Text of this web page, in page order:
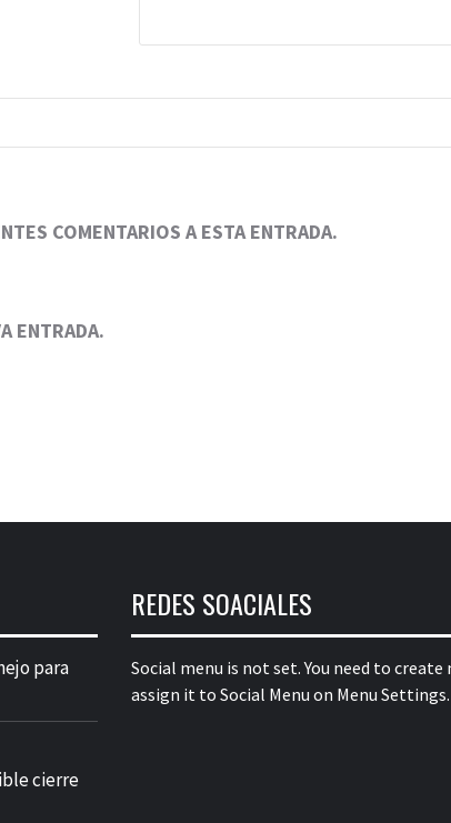
COMENTARIOS A ESTA ENTRADA.
ENTRADA.
para
cierre
REDES SOACIALES
Social menu is not set. You need to create
assign it to Social Menu on Menu Settings.